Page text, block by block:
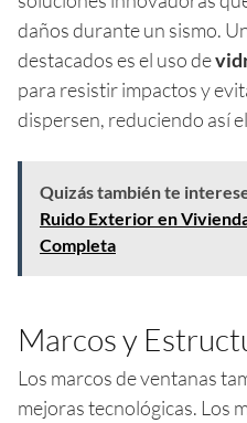
daños durante un sismo.
destacados es el uso de
para resistir impactos y
dispersen, reduciendo así
Quizás también te
Ruido Exterior en
Completa
Marcos y
Los marcos de ventanas
mejoras tecnológicas. Los